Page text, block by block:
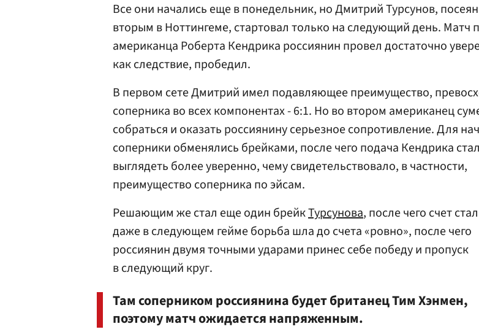
Все они начались еще в понедельник, но Дмитрий Турсунов,
вторым в Ноттингеме, стартовал только на следующий день. Матч
американца Роберта Кендрика россиянин провел достаточно
как следствие, пробедил.
В первом сете Дмитрий имел подавляющее преимущество,
соперника во всех компонентах - 6:1. Но во втором американец
собраться и оказать россиянину серьезное сопротивление. Для
соперники обменялись брейками, после чего подача Кендрика
выглядеть более уверенно, чему свидетельствовало, в частности,
преимущество соперника по эйсам.
Решающим же стал еще один брейкТурсунова, после чего счет
даже в следующем гейме борьба шла до счета «ровно», после чего
россиянин двумя точными ударами принес себе победу и пропуск
в следующий круг.
Там соперником россиянина будет британец Тим Хэнмен,
поэтому матч ожидается напряженным.